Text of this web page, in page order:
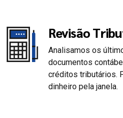
Revisão
Analisamos os
documentos
créditos tributários.
dinheiro pela janela.